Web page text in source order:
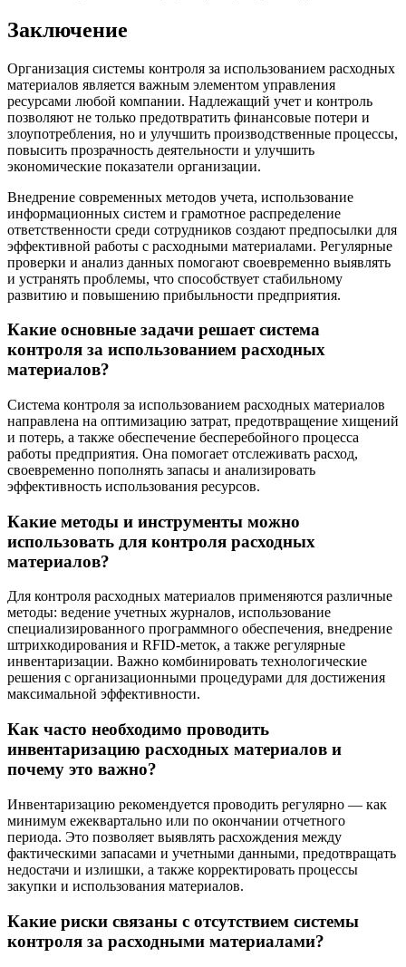
Заключение
Организация системы контроля за использованием расходных
материалов является важным элементом управления
ресурсами любой компании. Надлежащий учет и контроль
позволяют не только предотвратить финансовые потери и
злоупотребления, но и улучшить производственные процессы,
повысить прозрачность деятельности и улучшить
экономические показатели организации.
Внедрение современных методов учета, использование
информационных систем и грамотное распределение
ответственности среди сотрудников создают предпосылки для
эффективной работы с расходными материалами. Регулярные
проверки и анализ данных помогают своевременно выявлять
и устранять проблемы, что способствует стабильному
развитию и повышению прибыльности предприятия.
Какие основные задачи решает система
контроля за использованием расходных
материалов?
Система контроля за использованием расходных материалов
направлена на оптимизацию затрат, предотвращение хищений
и потерь, а также обеспечение бесперебойного процесса
работы предприятия. Она помогает отслеживать расход,
своевременно пополнять запасы и анализировать
эффективность использования ресурсов.
Какие методы и инструменты можно
использовать для контроля расходных
материалов?
Для контроля расходных материалов применяются различные
методы: ведение учетных журналов, использование
специализированного программного обеспечения, внедрение
штрихкодирования и RFID-меток, а также регулярные
инвентаризации. Важно комбинировать технологические
решения с организационными процедурами для достижения
максимальной эффективности.
Как часто необходимо проводить
инвентаризацию расходных материалов и
почему это важно?
Инвентаризацию рекомендуется проводить регулярно — как
минимум ежеквартально или по окончании отчетного
периода. Это позволяет выявлять расхождения между
фактическими запасами и учетными данными, предотвращать
недостачи и излишки, а также корректировать процессы
закупки и использования материалов.
Какие риски связаны с отсутствием системы
контроля за расходными материалами?